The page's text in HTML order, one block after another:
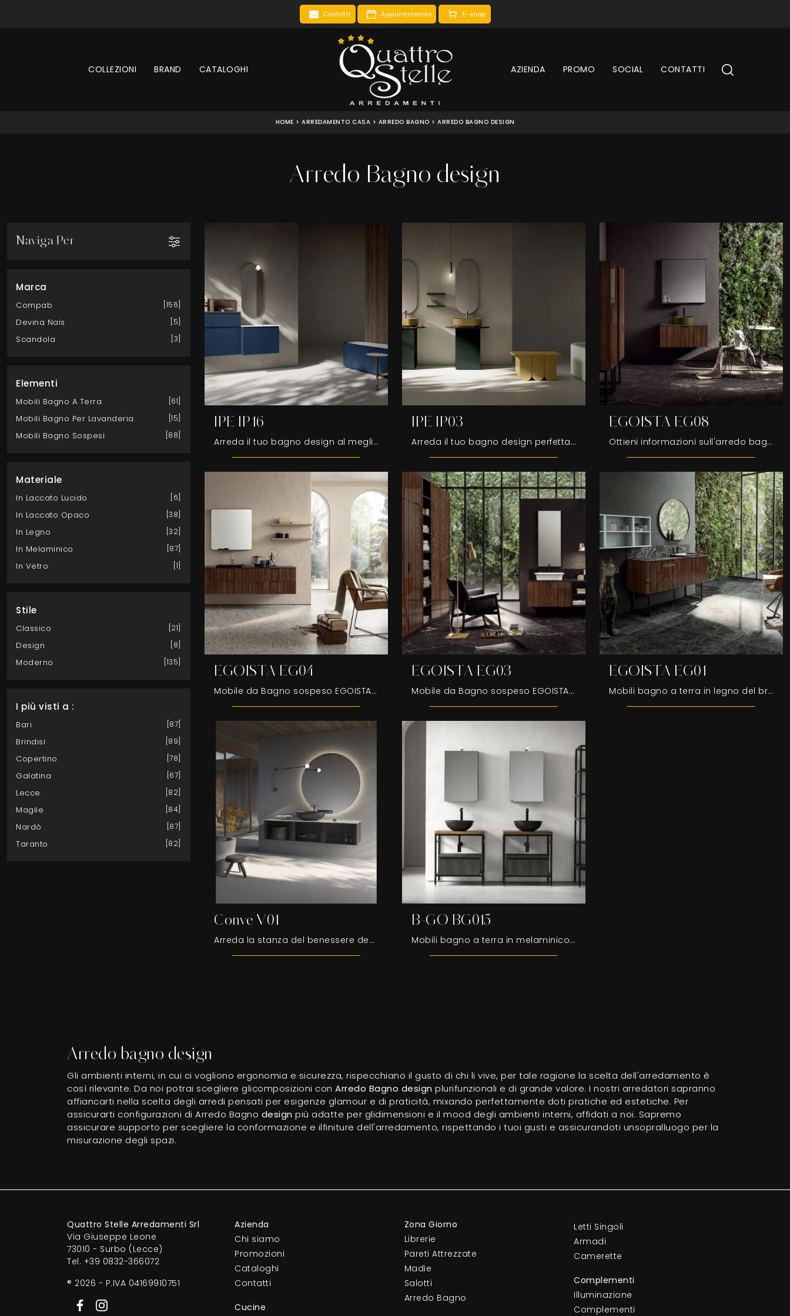
Contatti Appuntamento E-shop
COLLEZIONI BRAND CATALOGHI AZIENDA PROMO SOCIAL CONTATTI
HOME > ARREDAMENTO CASA > ARREDO BAGNO > ARREDO BAGNO DESIGN
Arredo Bagno design
Naviga Per
Marca
Compab 156
Devina Nais 5
Scandola 3
Elementi
Mobili Bagno A Terra 61
Mobili Bagno Per Lavanderia 15
Mobili Bagno Sospesi 88
Materiale
In Laccato Lucido 6
In Laccato Opaco 38
In Legno 32
In Melaminico 87
In Vetro 1
Stile
Classico 21
Design 8
Moderno 135
I più visti a :
Bari 87
Brindisi 89
Copertino 78
Galatina 67
Lecce 82
Maglie 84
Nardò 87
Taranto 82
IPE IP16
Arreda il tuo bagno design al meglio con IPE IP16, mobili bagno sospesi e accessori in laccato opaco di Compab.
IPE IP03
Arreda il tuo bagno design perfettamente con IPE IP03, mobili bagno a terra e oggetti in laccato lucido di Compab.
EGOISTA EG08
Ottieni informazioni sull'arredo bagno design: mobili bagno a terra in legno come il modello EGOISTA EG08 di Compab ti aspettano.
EGOISTA EG04
Mobile da Bagno sospeso EGOISTA EG04 di Compab: clicca e ottieni informazioni su mobili bagno sospesi in legno e accessori dell'azienda.
EGOISTA EG03
Mobile da Bagno sospeso EGOISTA EG03 di Compab: clicca e scopri di più su mobili bagno sospesi in legno e accessori della firma.
EGOISTA EG01
Mobili bagno a terra in legno del brand Compab: clicca e scopri l'arredo bagno design EGOISTA EG01 per il bagno di casa.
Conve V01
Arreda la stanza del benessere design perfettamente con Conve V01, mobili bagno sospesi e complementi in vetro di Compab.
B-GO BG015
Mobili bagno a terra in melaminico del brand Compab: clicca e scopri l'arredo bagno design B-GO BG015 per la stanza del benessere.
Arredo bagno design
Gli ambienti interni, in cui ci vogliono ergonomia e sicurezza, rispecchiano il gusto di chi li vive, per tale ragione la scelta dell'arredamento è
così rilevante. Da noi potrai scegliere glicomposizioni con Arredo Bagno design plurifunzionali e di grande valore. I nostri arredatori sapranno
affiancarti nella scelta degli arredi pensati per esigenze glamour e di praticità, mixando perfettamente doti pratiche ed estetiche. Per
assicurarti configurazioni di Arredo Bagno design più adatte per glidimensioni e il mood degli ambienti interni, affidati a noi. Sapremo
assicurare supporto per scegliere la conformazione e ilfiniture dell'arredamento, rispettando i tuoi gusti e assicurandoti unsopralluogo per la
misurazione degli spazi.
Quattro Stelle Arredamenti Srl
Via Giuseppe Leone
73010 - Surbo (Lecce)
Tel. +39 0832-366072
® 2026 - P.IVA 04169910751
Azienda
Chi siamo
Promozioni
Cataloghi
Contatti
Cucine
Zona Giorno
Librerie
Pareti Attrezzate
Madie
Salotti
Arredo Bagno
Letti Singoli
Armadi
Camerette
Complementi
Illuminazione
Complementi